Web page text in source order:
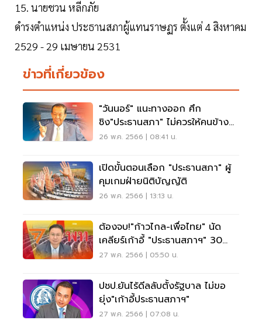
15. นายชวน หลีกภัย
ดำรงตำแหน่ง ประธานสภาผู้แทนราษฏร ตั้งแต่ 4 สิงหาคม
2529 - 29 เมษายน 2531
ข่าวที่เกี่ยวข้อง
"วันนอร์" แนะทางออก ศึก
ชิง"ประธานสภา" ไม่ควรให้คนข้าง
นอกรู้ว่าขัดแย้ง
26 พ.ค. 2566 | 08:41 น.
เปิดขั้นตอนเลือก "ประธานสภา" ผู้
คุมเกมฝ่ายนิติบัญญัติ
26 พ.ค. 2566 | 13:13 น.
ต้องจบ!"ก้าวไกล-เพื่อไทย" นัด
เคลียร์เก้าอี้ "ประธานสภาฯ" 30
พ.ค.นี้
27 พ.ค. 2566 | 05:50 น.
ปชป.ยันไร้ดีลลับตั้งรัฐบาล ไม่ขอ
ยุ่ง"เก้าอี้ประธานสภาฯ"
27 พ.ค. 2566 | 07:08 น.